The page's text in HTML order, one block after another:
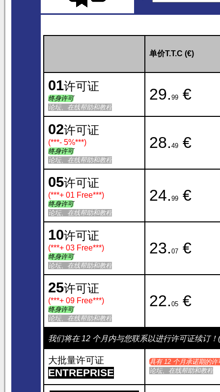
单价T.T.C (€)
01许可证
终身许可
论坛、在线帮助和教程
29. 99 €
02许可证
(***- 5%***)
终身许可
论坛、在线帮助和教程
28. 49 €
05许可证
(***+ 01 Free***)
终身许可
论坛、在线帮助和教程
24. 99 €
10许可证
(***+ 03 Free***)
终身许可
论坛、在线帮助和教程
23. 07 €
25许可证
(***+ 09 Free***)
终身许可
论坛、在线帮助和教程
22. 05 €
我们将在 12 个月内与您联系以进行许可证续订
大批量许可证
ENTREPRISE
具有 12 个月承诺期的许
论坛、在线帮助和教程